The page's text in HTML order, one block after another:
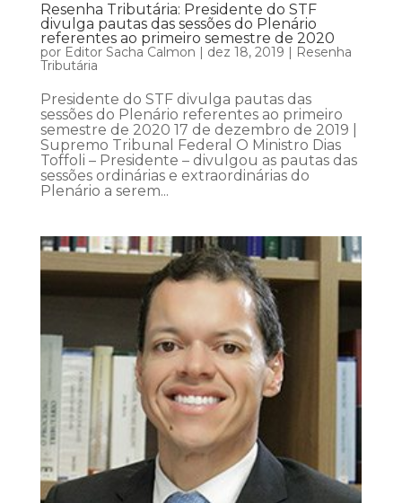
Resenha Tributária: Presidente do STF
divulga pautas das sessões do Plenário
referentes ao primeiro semestre de 2020
por Editor Sacha Calmon | dez 18, 2019 | Resenha
Tributária
Presidente do STF divulga pautas das
sessões do Plenário referentes ao primeiro
semestre de 2020 17 de dezembro de 2019 |
Supremo Tribunal Federal O Ministro Dias
Toffoli – Presidente – divulgou as pautas das
sessões ordinárias e extraordinárias do
Plenário a serem...